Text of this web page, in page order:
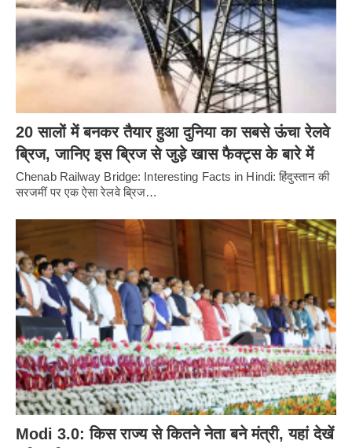
20 सालों में बनकर तैयार हुआ दुनिया का सबसे ऊंचा रेलवे
ब्रिज, जानिए इस ब्रिज से जुड़े खास फैक्ट्स के बारे में
Chenab Railway Bridge: Interesting Facts in Hindi: हिंदुस्तान की
सरजमीं पर एक ऐसा रेलवे ब्रिज…
Modi 3.0: किस राज्य से कितने नेता बने मंत्री, यहां देखें